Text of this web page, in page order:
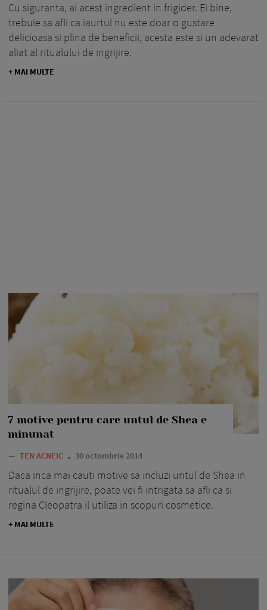
Cu siguranta, ai acest ingredient in frigider. Ei bine,
trebuie sa afli ca iaurtul nu este doar o gustare
delicioasa si plina de beneficii, acesta este si un adevarat
aliat al ritualului de ingrijire.
+ MAI MULTE
7 motive pentru care untul de Shea e
minunat
— TEN ACNEIC 30 octombrie 2014
Daca inca mai cauti motive sa incluzi untul de Shea in
ritualul de ingrijire, poate vei fi intrigata sa afli ca si
regina Cleopatra il utiliza in scopuri cosmetice.
+ MAI MULTE